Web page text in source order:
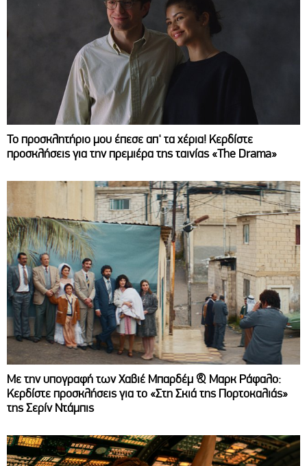
Το προσκλητήριο μου έπεσε απ' τα χέρια! Κερδίστε
προσκλήσεις για την πρεμιέρα της ταινίας «The Drama»
Με την υπογραφή των Χαβιέ Μπαρδέμ & Μαρκ Ράφαλο:
Κερδίστε προσκλήσεις για το «Στη Σκιά της Πορτοκαλιάς»
της Σερίν Ντάμπις